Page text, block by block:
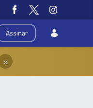
Assinar
×